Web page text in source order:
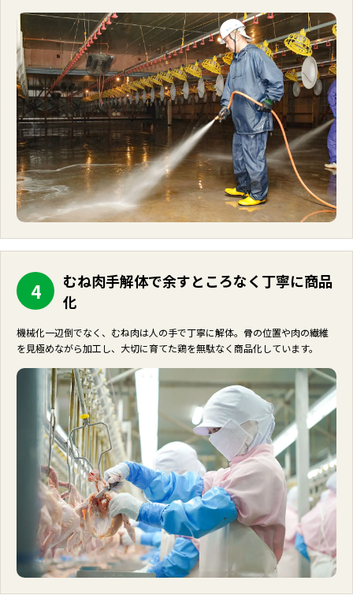
4
むね肉手解体で余すところなく丁寧に商品
化
機械化一辺倒でなく、むね肉は人の手で丁寧に解体。骨の位置や肉の繊維
を見極めながら加工し、大切に育てた鶏を無駄なく商品化しています。